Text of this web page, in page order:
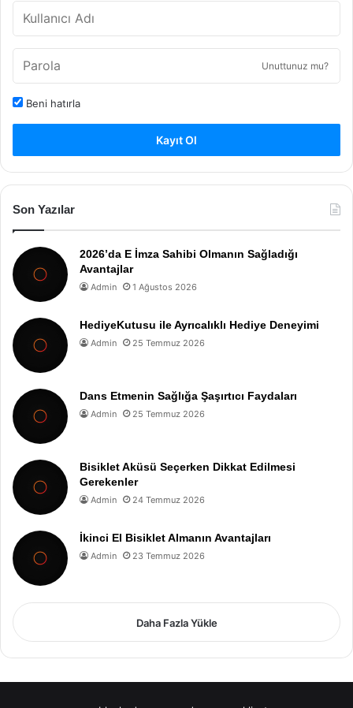
Unuttunuz mu?
Beni hatırla
Kayıt Ol
Son Yazılar
2026’da E İmza Sahibi Olmanın Sağladığı
Avantajlar
Admin 1 Ağustos 2026
HediyeKutusu ile Ayrıcalıklı Hediye Deneyimi
Admin 25 Temmuz 2026
Dans Etmenin Sağlığa Şaşırtıcı Faydaları
Admin 25 Temmuz 2026
Bisiklet Aküsü Seçerken Dikkat Edilmesi
Gerekenler
Admin 24 Temmuz 2026
İkinci El Bisiklet Almanın Avantajları
Admin 23 Temmuz 2026
Daha Fazla Yükle